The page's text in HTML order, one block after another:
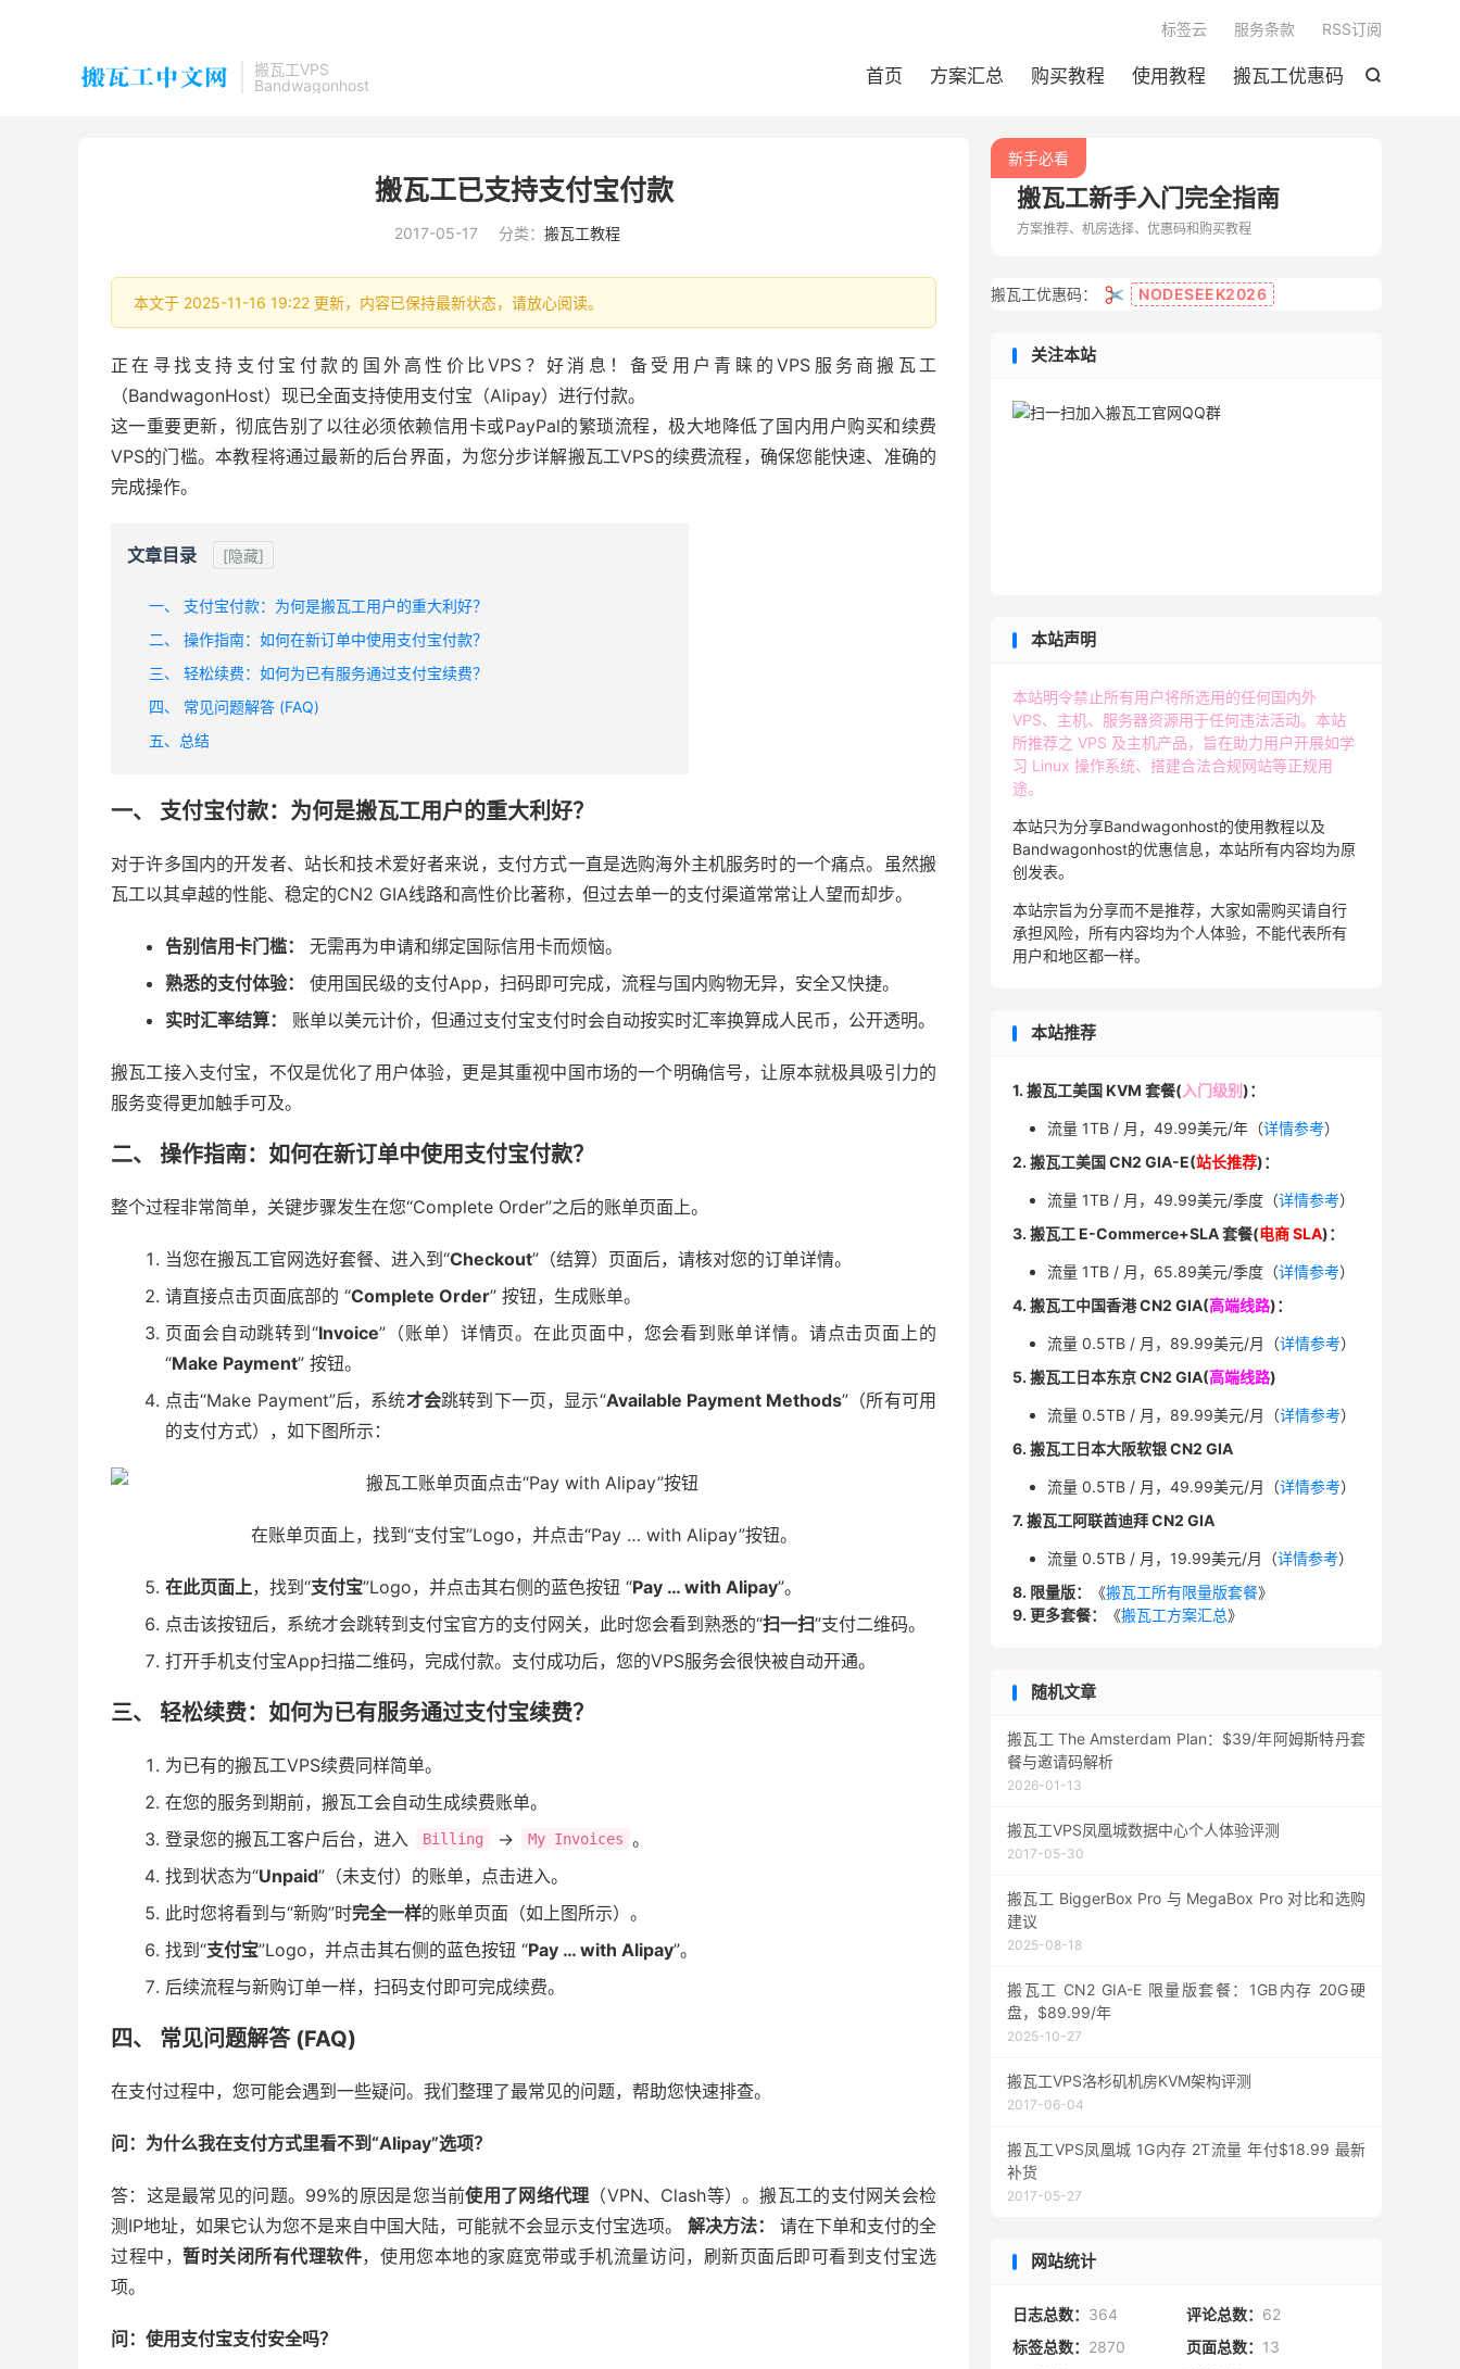
搬瓦工VPS
Bandwagonhost

首页 方案汇总 购买教程 使用教程 搬瓦工优惠码
标签云 服务条款 RSS订阅
搬瓦工已支持支付宝付款
2017-05-17 分类： 搬瓦工教程
本文于 2025-11-16 19:22 更新，内容已保持最新状态，请放心阅读。
正在寻找支持支付宝付款的国外高性价比VPS？好消息！备受用户青睐的VPS服务商搬瓦工
（BandwagonHost）现已全面支持使用支付宝（Alipay）进行付款。
这一重要更新，彻底告别了以往必须依赖信用卡或PayPal的繁琐流程，极大地降低了国内用户购买和续费
VPS的门槛。本教程将通过最新的后台界面，为您分步详解搬瓦工VPS的续费流程，确保您能快速、准确的
完成操作。
文章目录 [隐藏]
一、 支付宝付款：为何是搬瓦工用户的重大利好？
二、 操作指南：如何在新订单中使用支付宝付款？
三、 轻松续费：如何为已有服务通过支付宝续费？
四、 常见问题解答 (FAQ)
五、总结
一、 支付宝付款：为何是搬瓦工用户的重大利好？
对于许多国内的开发者、站长和技术爱好者来说，支付方式一直是选购海外主机服务时的一个痛点。虽然搬
瓦工以其卓越的性能、稳定的CN2 GIA线路和高性价比著称，但过去单一的支付渠道常常让人望而却步。
告别信用卡门槛：
无需再为申请和绑定国际信用卡而烦恼。
熟悉的支付体验：
使用国民级的支付App，扫码即可完成，流程与国内购物无异，安全又快捷。
实时汇率结算：
账单以美元计价，但通过支付宝支付时会自动按实时汇率换算成人民币，公开透明。
搬瓦工接入支付宝，不仅是优化了用户体验，更是其重视中国市场的一个明确信号，让原本就极具吸引力的
服务变得更加触手可及。
二、 操作指南：如何在新订单中使用支付宝付款？
整个过程非常简单，关键步骤发生在您“Complete Order”之后的账单页面上。
当您在搬瓦工官网选好套餐、进入到“Checkout”（结算）页面后，请核对您的订单详情。
请直接点击页面底部的 “Complete Order” 按钮，生成账单。
页面会自动跳转到“Invoice”（账单）详情页。在此页面中，您会看到账单详情。请点击页面上的
“Make Payment” 按钮。
点击“Make Payment”后，系统才会跳转到下一页，显示“Available Payment Methods”（所有可用
的支付方式），如下图所示：
在账单页面上，找到“支付宝”Logo，并点击“Pay … with Alipay”按钮。
在此页面上，找到“支付宝”Logo，并点击其右侧的蓝色按钮 “Pay … with Alipay”。
点击该按钮后，系统才会跳转到支付宝官方的支付网关，此时您会看到熟悉的“扫一扫”支付二维码。
打开手机支付宝App扫描二维码，完成付款。支付成功后，您的VPS服务会很快被自动开通。
三、 轻松续费：如何为已有服务通过支付宝续费？
为已有的搬瓦工VPS续费同样简单。
在您的服务到期前，搬瓦工会自动生成续费账单。
登录您的搬瓦工客户后台，进入
Billing -> My Invoices 。
找到状态为“Unpaid”（未支付）的账单，点击进入。
此时您将看到与“新购”时完全一样的账单页面（如上图所示）。
找到“支付宝”Logo，并点击其右侧的蓝色按钮 “Pay … with Alipay”。
后续流程与新购订单一样，扫码支付即可完成续费。
四、 常见问题解答 (FAQ)
在支付过程中，您可能会遇到一些疑问。我们整理了最常见的问题，帮助您快速排查。
问：为什么我在支付方式里看不到“Alipay”选项？
答：这是最常见的问题。99%的原因是您当前使用了网络代理 （VPN、Clash等）。搬瓦工的支付网关会检
测IP地址，如果它认为您不是来自中国大陆，可能就不会显示支付宝选项。 解决方法：
请在下单和支付的全
过程中，暂时关闭所有代理软件，使用您本地的家庭宽带或手机流量访问，刷新页面后即可看到支付宝选
项。
问：使用支付宝支付安全吗？
新手必看
搬瓦工新手入门完全指南
方案推荐、机房选择、优惠码和购买教程
搬瓦工优惠码： ✂️ NODESEEK2026
关注本站
本站声明
本站明令禁止所有用户将所选用的任何国内外
VPS、主机、服务器资源用于任何违法活动。本站
所推荐之 VPS 及主机产品，旨在助力用户开展如学
习 Linux 操作系统、搭建合法合规网站等正规用
途。
本站只为分享Bandwagonhost的使用教程以及
Bandwagonhost的优惠信息，本站所有内容均为原
创发表。
本站宗旨为分享而不是推荐，大家如需购买请自行
承担风险，所有内容均为个人体验，不能代表所有
用户和地区都一样。
本站推荐
1. 搬瓦工美国 KVM 套餐( 入门级别)：
流量 1TB / 月，49.99美元/年（详情参考）
2. 搬瓦工美国 CN2 GIA-E(站长推荐)：
流量 1TB / 月，49.99美元/季度（详情参考）
3. 搬瓦工 E-Commerce+SLA 套餐(电商 SLA)：
流量 1TB / 月，65.89美元/季度（详情参考）
4. 搬瓦工中国香港 CN2 GIA(高端线路)：
流量 0.5TB / 月，89.99美元/月（详情参考）
5. 搬瓦工日本东京 CN2 GIA(高端线路)
流量 0.5TB / 月，89.99美元/月（详情参考）
6. 搬瓦工日本大阪软银 CN2 GIA
流量 0.5TB / 月，49.99美元/月（详情参考）
7. 搬瓦工阿联酋迪拜 CN2 GIA
流量 0.5TB / 月，19.99美元/月（详情参考）
8. 限量版：
《搬瓦工所有限量版套餐》
9. 更多套餐：
《搬瓦工方案汇总》
随机文章
搬瓦工 The Amsterdam Plan：$39/年阿姆斯特丹套
餐与邀请码解析
2026-01-13
搬瓦工VPS凤凰城数据中心个人体验评测
2017-05-30
搬瓦工 BiggerBox Pro 与 MegaBox Pro 对比和选购
建议
2025-08-18
搬瓦工 CN2 GIA-E 限量版套餐：1GB内存 20G硬
盘，$89.99/年
2025-10-27
搬瓦工VPS洛杉矶机房KVM架构评测
2017-06-04
搬瓦工VPS凤凰城 1G内存 2T流量 年付$18.99 最新
补货
2017-05-27
网站统计
日志总数： 364 评论总数： 62
标签总数： 2870 页面总数： 13